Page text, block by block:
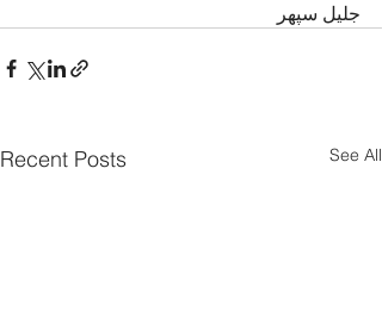
جلیل سپهر
Recent Posts See All